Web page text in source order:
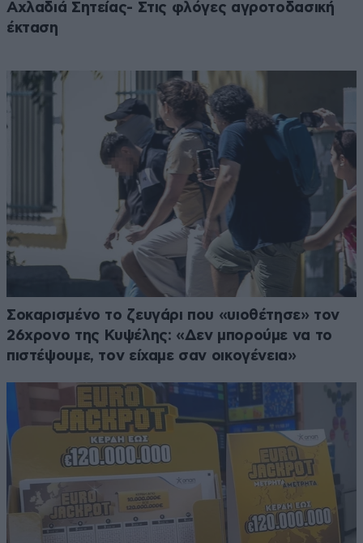
Αχλαδιά Σητείας- Στις φλόγες αγροτοδασική
έκταση
Σοκαρισμένο το ζευγάρι που «υιοθέτησε» τον
26χρονο της Κυψέλης: «Δεν μπορούμε να το
πιστέψουμε, τον είχαμε σαν οικογένεια»